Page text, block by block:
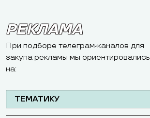
РЕКЛАМА
При подборе телеграм-каналов для
закупа рекламы мы ориентировались
на:
ТЕМАТИКУ